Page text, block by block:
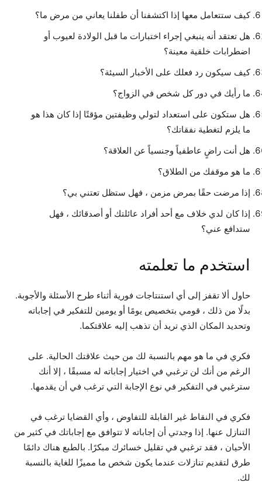
كيف ستتعامل معها إذا اكتشفنا أن طفلنا يعاني من مرض ما؟
هل تعتقد أنه ينبغي إجراء اختبارات ما قبل الولادة لعيوب أو
اضطرابات خلقية معينة؟
كيف سيكون رد فعلك على الأخبار السيئة؟
ما رأيك في دور كل شخص في الزواج؟
هل ستكون على استعداد لتولي وظيفتين مؤقتًا إذا كان هذا هو
ما يلزم لتغطية نفقاتك؟
هل أنت راضٍ عاطفياً وجنسياً عن العلاقة؟
ما هو موقفك من الطلاق؟
إذا مرضت حقًا بمرض مزمن ، فهل ستظل تعتني بي؟
إذا كان لدي خلاف مع أحد أفراد عائلتك أو أصدقائك ، فهل
ستدافع عني؟
استخدم ما تعلمته
حاول ألا تقفز إلى أي استنتاجات فورية أثناء طرح الأسئلة والأجوبة.
بدلًا من ذلك ، قومي بتخصيص يومًا أو يومين للتفكير في إجاباته
وتحديد المكان الذي تريد أن تذهب إليه علاقتكما.
فكري في ما هو مهم بالنسبة لك من حيث علاقتك الحالية. على
الرغم من أنك لن ترغبي في اختيار إجاباته له مسبقًا ، إلا أنك
سترغبي في التفكير في نوع الإجابة التي ترغب في أن يقدمها.
فكري في النقاط غير القابلة للتفاوض ، وأي القضايا ترغب في
التنازل عنها. إذا وجدتي أن إجاباته لا تتوافق مع إجاباتك في كثير من
الأحيان ، فقد ترغبي في تقليل خسائرك مبكرًا. بالطبع هناك دائمًا
طرق لتقديم تنازلات عندما يكون شخص ما مميزًا للغاية بالنسبة
لك.